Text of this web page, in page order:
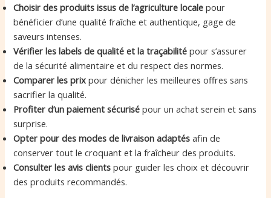
Choisir des produits issus de l’agriculture locale pour
bénéficier d’une qualité fraîche et authentique, gage de
saveurs intenses.
Vérifier les labels de qualité et la traçabilité pour s’assurer
de la sécurité alimentaire et du respect des normes.
Comparer les prix pour dénicher les meilleures offres sans
sacrifier la qualité.
Profiter d’un paiement sécurisé pour un achat serein et sans
surprise.
Opter pour des modes de livraison adaptés afin de
conserver tout le croquant et la fraîcheur des produits.
Consulter les avis clients pour guider les choix et découvrir
des produits recommandés.